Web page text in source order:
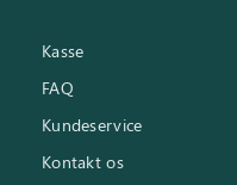
Kasse
FAQ
Kundeservice
Kontakt os